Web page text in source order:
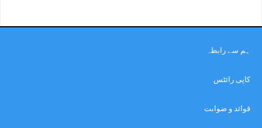
ہم سے رابطہ
کاپی رائٹس
قوائد و ضوابت